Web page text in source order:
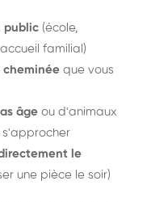
public (école,
familial)
que vous
âge ou d'animaux
le
une pièce le soir)